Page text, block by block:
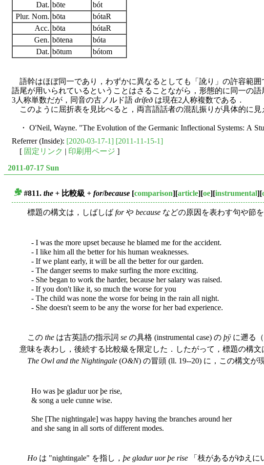
Dat. bōte
bót
Plur. Nom. bōta
bótaR
Acc. bōta
bótaR
Gen. bōtena
bóta
Dat. bōtum bótom
語幹はほぼ同一であり，わずかに異なるとしても「訛り」の許容範
語尾が用いられているということはさることながら，形態的に同一の
3人称単数だが，同音の古ノルド語 drífeð は現在2人称複数である．
このように屈折表を見比べると，両言語話者の混乱振りが具体的に見
・ O'Neil, Wayne. "The Evolution of the Germanic Inflectional Systems: A
Referrer (Inside): [2020-03-17-1] [2011-11-15-1]
[ 固定リンク | 印刷用ページ ]
2011-07-17 Sun
#811. the + 比較級 + for/because [comparison][article][oe][instrumental][
標題の構文は，しばしば forや because などの原因を表わす句や節
- I was the more upset because he blamed me for the accident.
- I like him all the better for his human weaknesses.
- If we plant early, it will be all the better for our garden.
- The danger seems to make surfing the more exciting.
- She began to work the harder, because her salary was raised.
- If you don't like it, so much the worse for you
- The child was none the worse for being in the rain all night.
- She doesn't seem to be any the worse for her bad experience.
この the は古英語の指示詞 se の具格 (instrumental case) の þȳに遡る（
意味を表わし，後続する比較級を限定した．したがって，標題の構
The Owl and the Nightingale (O&N) の冒頭 (ll. 19--20) に，この構文が
Ho was þe gladur uor þe rise,
& song a uele cunne wise.
She [The nightingale] was happy having the branches around her
and she sang in all sorts of different modes.
Ho は "nightingale" を指し， þe gladur uor þe rise 「枝があるがゆえ